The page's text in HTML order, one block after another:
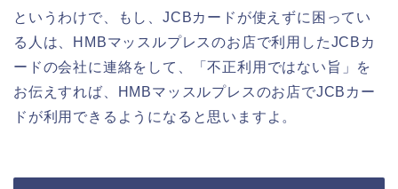
というわけで、もし、JCBカードが使えずに困ってい
る人は、HMBマッスルプレスのお店で利用したJCBカ
ードの会社に連絡をして、「不正利用ではない旨」を
お伝えすれば、HMBマッスルプレスのお店でJCBカー
ドが利用できるようになると思いますよ。